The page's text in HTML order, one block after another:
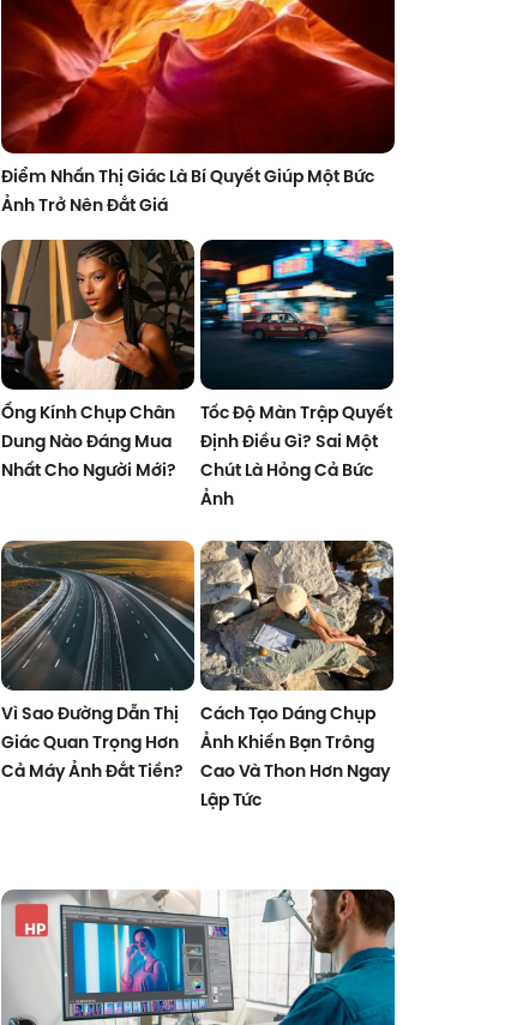
Điểm Nhấn Thị Giác Là Bí Quyết Giúp Một Bức
Ảnh Trở Nên Đắt Giá
Ống Kính Chụp Chân
Dung Nào Đáng Mua
Nhất Cho Người Mới?
Tốc Độ Màn Trập Quyết
Định Điều Gì? Sai Một
Chút Là Hỏng Cả Bức
Ảnh
Vì Sao Đường Dẫn Thị
Giác Quan Trọng Hơn
Cả Máy Ảnh Đắt Tiền?
Cách Tạo Dáng Chụp
Ảnh Khiến Bạn Trông
Cao Và Thon Hơn Ngay
Lập Tức